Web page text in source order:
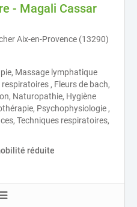
- Magali Cassar
Aix-en-Provence (13290)
Massage lymphatique
, Fleurs de bach,
Naturopathie, Hygiène
Psychophysiologie ,
Techniques respiratoires,
réduite